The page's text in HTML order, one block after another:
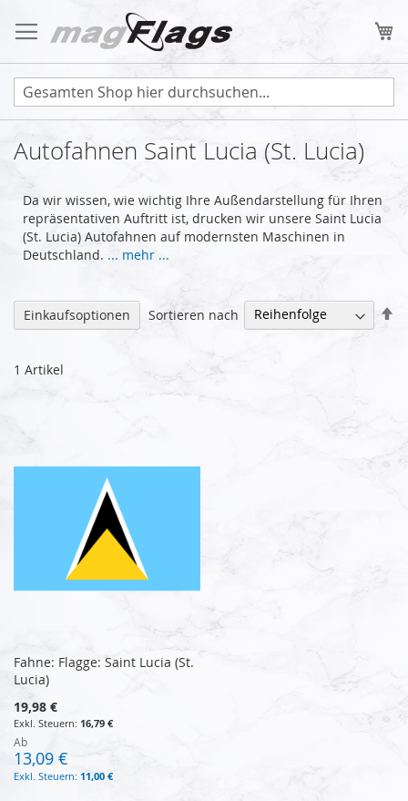
Inhalt
springen
Autofahnen Saint Lucia (St. Lucia)
Da wir wissen, wie wichtig Ihre Außendarstellung für Ihren
repräsentativen Auftritt ist, drucken wir unsere Saint Lucia
(St. Lucia) Autofahnen auf modernsten Maschinen in
Deutschland. ... mehr ...
1 Artikel
Sortieren nach
Fahne: Flagge: Saint Lucia (St.
Lucia)
19,98 €
16,79 €
Ab
13,09 €
11,00 €
Einkaufsoptionen